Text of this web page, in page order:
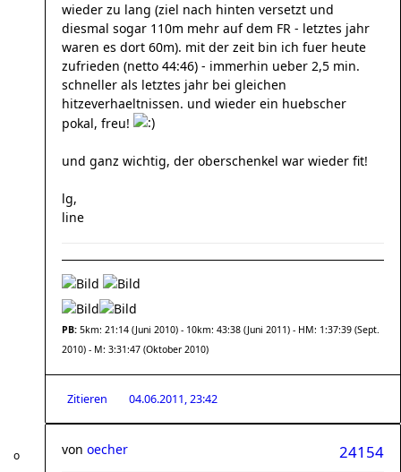
wieder zu lang (ziel nach hinten versetzt und
diesmal sogar 110m mehr auf dem FR - letztes jahr
waren es dort 60m). mit der zeit bin ich fuer heute
zufrieden (netto 44:46) - immerhin ueber 2,5 min.
schneller als letztes jahr bei gleichen
hitzeverhaeltnissen. und wieder ein huebscher
pokal, freu!
und ganz wichtig, der oberschenkel war wieder fit!
lg,
line
PB: 5km: 21:14 (Juni 2010) - 10km: 43:38 (Juni 2011) - HM: 1:37:39 (Sept.
2010) - M: 3:31:47 (Oktober 2010)
Zitieren 04.06.2011, 23:42
24154
von oecher